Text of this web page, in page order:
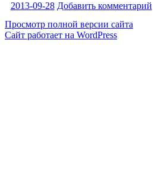
2013-09-28 Добавить комментарий
Просмотр полной версии сайта
Сайт работает на WordPress